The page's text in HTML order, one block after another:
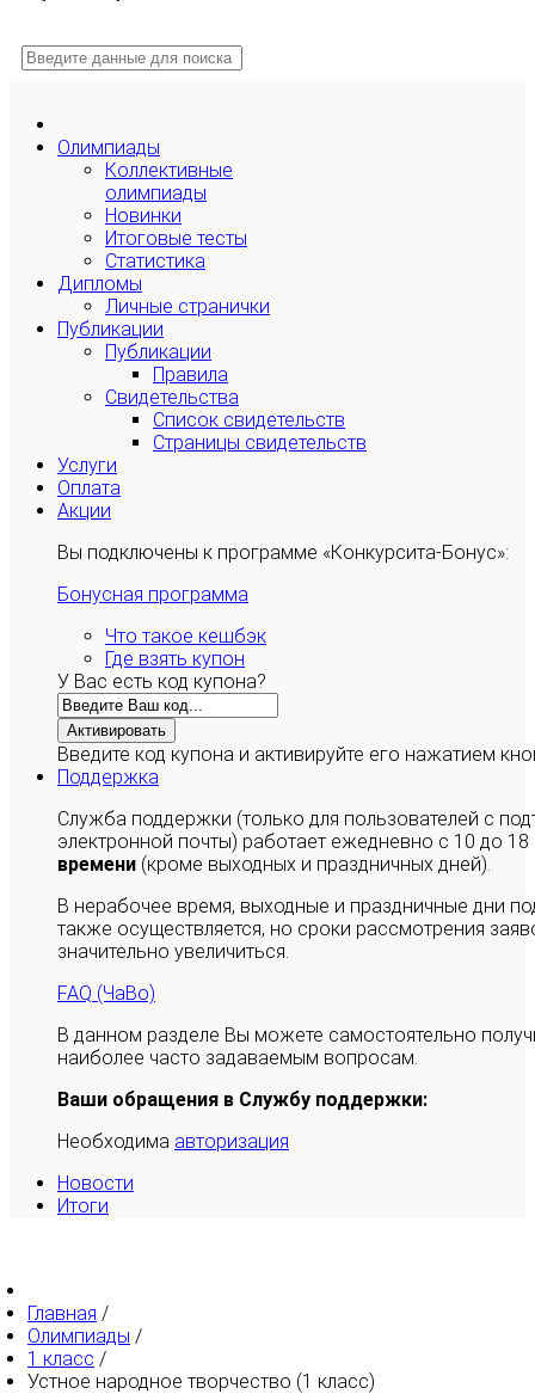
Олимпиады
Коллективные
олимпиады
Новинки
Итоговые тесты
Статистика
Дипломы
Личные странички
Публикации
Публикации
Правила
Свидетельства
Список свидетельств
Страницы свидетельств
Услуги
Оплата
Акции
Вы подключены к программе «Конкурсита-Бонус»:
Бонусная программа
Что такое кешбэк
Где взять купон
У Вас есть код купона?
Активировать
Введите код купона и активируйте его нажатием
Поддержка
Служба поддержки (только для пользователей с
электронной почты) работает ежедневно с 10 до
времени (кроме выходных и праздничных дней).
В нерабочее время, выходные и праздничные дни
также осуществляется, но сроки рассмотрения
значительно увеличиться.
FAQ (ЧаВо)
В данном разделе Вы можете самостоятельно
наиболее часто задаваемым вопросам.
Ваши обращения в Службу поддержки:
Необходима авторизация
Новости
Итоги
Главная /
Олимпиады /
1 класс /
Устное народное творчество (1 класс)